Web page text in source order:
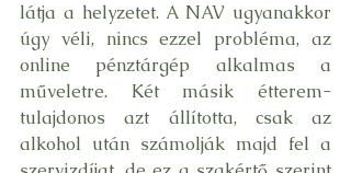
látja a helyzetet. A NAV ugyanakkor
úgy véli, nincs ezzel probléma, az
online pénztárgép alkalmas a
műveletre. Két másik étterem-
tulajdonos azt állította, csak az
alkohol után számolják majd fel a